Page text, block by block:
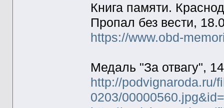
Книга памяти.
Пропал без вести,
https://www.obd-
Медаль "За отвагу",
http://podvignaroda.ru/
0203/